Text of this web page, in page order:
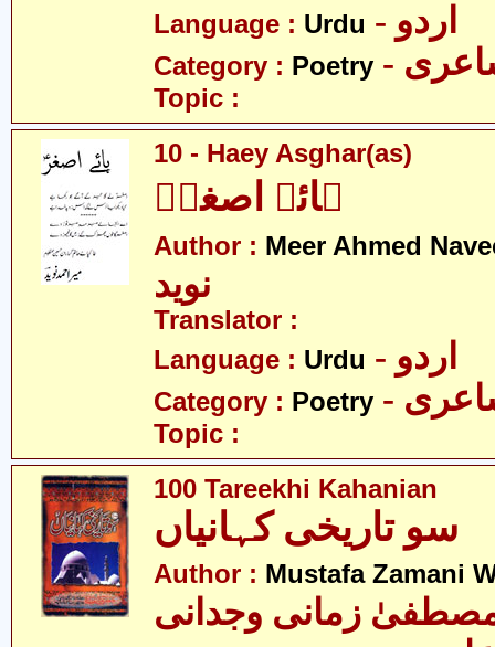
Language : Urdu - اردو
Category : Poetry
Topic :
10 - Haey Asghar(as)
ہائے اصغرؑ
Author : Meer Ahmed
نوید
Translator :
Language : Urdu - اردو
Category : Poetry
Topic :
100 Tareekhi Kahanian
سو تاریخی کہانیاں
Author : Mustafa Zamani
زمانی وجدانی